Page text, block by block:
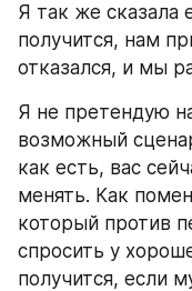
Я так же сказала
получится, нам
отказался, и мы
Я не претендую
возможный
как есть, вас
менять. Как
который против
спросить у
получится, если